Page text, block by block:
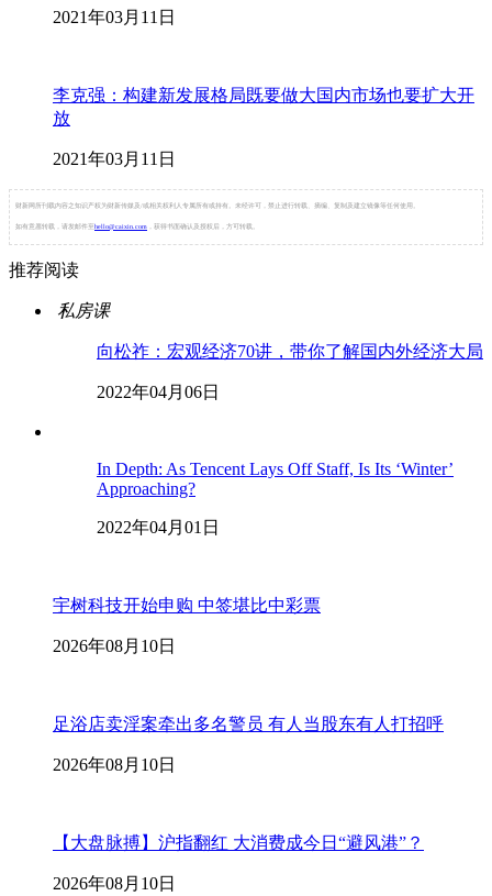
2021年03月11日
李克强：构建新发展格局既要做大国内市场也要扩大开
放
2021年03月11日
财新网所刊载内容之知识产权为财新传媒及/或相关权利人专属所有或持有。未经许可，禁止进行转载、摘编、复制及建立镜像等任何使用。
如有意愿转载，请发邮件至 hello@caixin.com ，获得书面确认及授权后，方可转载。
推荐阅读
私房课
向松祚：宏观经济70讲，带你了解国内外经济大局
2022年04月06日
In Depth: As Tencent Lays Off Staff, Is Its ‘Winter’
Approaching?
2022年04月01日
宇树科技开始申购 中签堪比中彩票
2026年08月10日
足浴店卖淫案牵出多名警员 有人当股东有人打招呼
2026年08月10日
【大盘脉搏】沪指翻红 大消费成今日“避风港”？
2026年08月10日